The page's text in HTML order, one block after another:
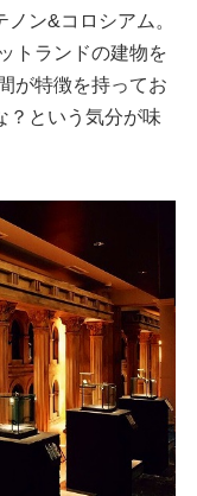
ン&コロシアム。
トランドの建物を
が特徴を持ってお
？という気分が味